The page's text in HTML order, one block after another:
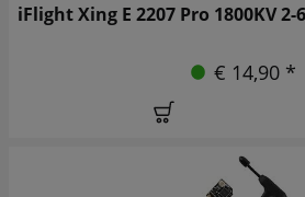
iFlight Xing E 2207 Pro 1800KV
€ 14,90 *